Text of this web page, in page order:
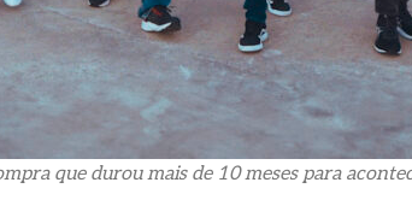
que durou mais de 10 meses para